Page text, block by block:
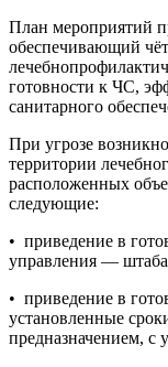
План мероприятий
обеспечивающий
готовности к ЧС,
санитарного
При угрозе
территории
расположенных
следующие:
• приведение в
управления —
• приведение в
установленные
предназначением, с